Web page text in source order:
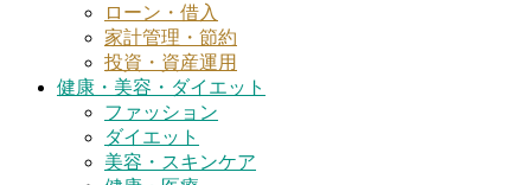
ローン・借入
家計管理・節約
投資・資産運用
健康・美容・ダイエット
ファッション
ダイエット
美容・スキンケア